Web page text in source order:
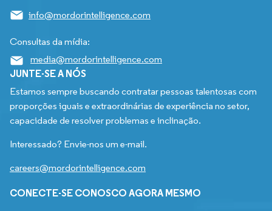
info@mordorintelligence.com
Consultas da mídia:
media@mordorintelligence.com
JUNTE-SE A NÓS
Estamos sempre buscando contratar pessoas talentosas com
proporções iguais e extraordinárias de experiência no setor,
capacidade de resolver problemas e inclinação.
Interessado? Envie-nos um e-mail.
careers@mordorintelligence.com
CONECTE-SE CONOSCO AGORA MESMO